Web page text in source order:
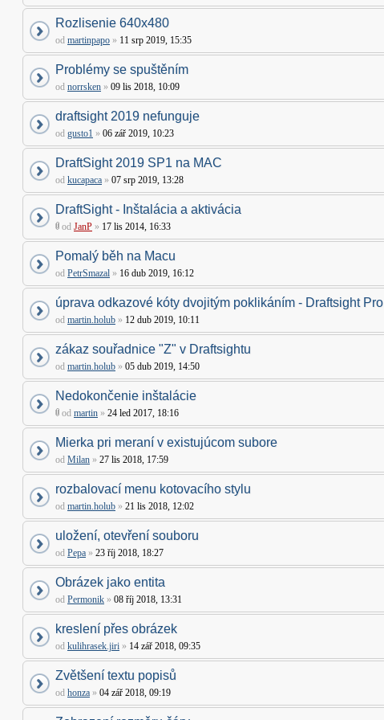
Rozlisenie 640x480
od martinpapo » 11 srp 2019, 15:35
Problémy se spuštěním
od norrsken » 09 lis 2018, 10:09
draftsight 2019 nefunguje
od gusto1 » 06 zář 2019, 10:23
DraftSight 2019 SP1 na MAC
od kucapaca » 07 srp 2019, 13:28
DraftSight - Inštalácia a aktivácia
od JanP » 17 lis 2014, 16:33
Pomalý běh na Macu
od PetrSmazal » 16 dub 2019, 16:12
úprava odkazové kóty dvojitým poklikáním - Draftsight Pro
od martin.holub » 12 dub 2019, 10:11
zákaz souřadnice "Z" v Draftsightu
od martin.holub » 05 dub 2019, 14:50
Nedokončenie inštalácie
od martin » 24 led 2017, 18:16
Mierka pri meraní v existujúcom subore
od Milan » 27 lis 2018, 17:59
rozbalovací menu kotovacího stylu
od martin.holub » 21 lis 2018, 12:02
uložení, otevření souboru
od Pepa » 23 říj 2018, 18:27
Obrázek jako entita
od Permonik » 08 říj 2018, 13:31
kreslení přes obrázek
od kulihrasek.jiri » 14 zář 2018, 09:35
Zvětšení textu popisů
od honza » 04 zář 2018, 09:19